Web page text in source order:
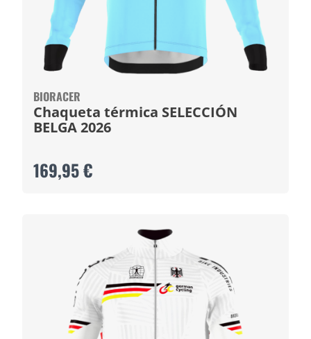
BIORACER
Chaqueta térmica SELECCIÓN
BELGA 2026
169,95 €